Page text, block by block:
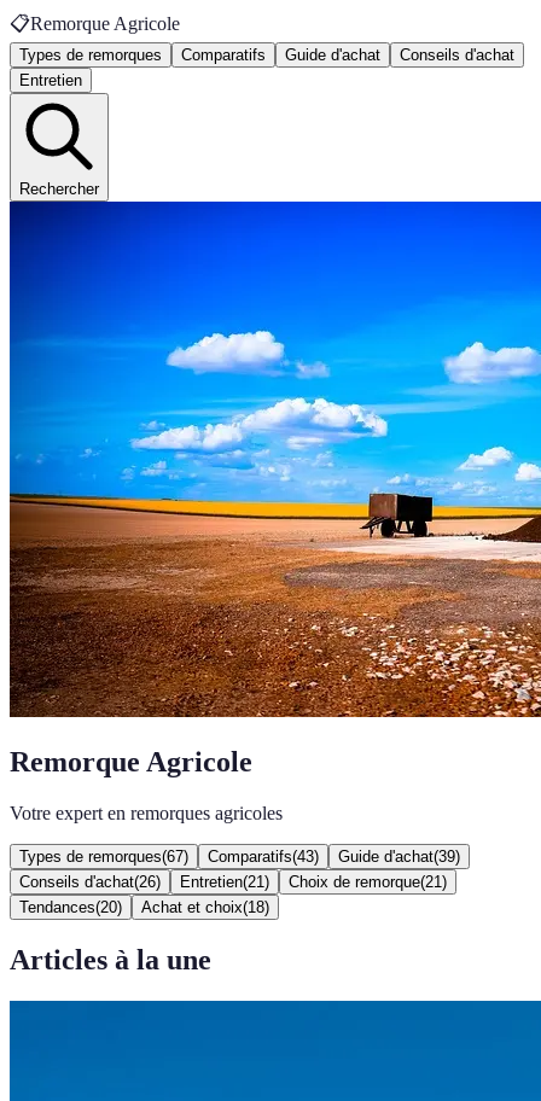
📋Remorque Agricole
Types de remorques Comparatifs Guide d'achat
Conseils d'achat
Entretien
Rechercher
Remorque Agricole
Votre expert en remorques agricoles
Types de remorques(67) Comparatifs(43) Guide d'achat(39)
Conseils d'achat(26) Entretien(21 ) Choix de remorque(21 )
Tendances(20) Achat et choix(18)
Articles à la une